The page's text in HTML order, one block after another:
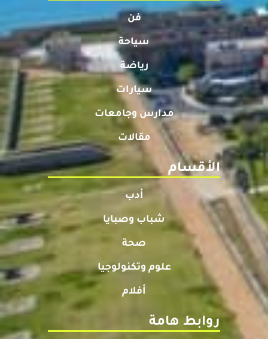
فن
سياحة
رياضة
سيارات
مدارس وجامعات
مقالات
الأقسام
أدب
شباب وصبايا
صحة
علوم وتكنولوجيا
أفلام
روابط هامة